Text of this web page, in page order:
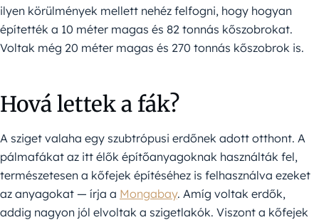
ilyen körülmények mellett nehéz felfogni, hogy hogyan
építették a 10 méter magas és 82 tonnás kőszobrokat.
Voltak még 20 méter magas és 270 tonnás kőszobrok is.
Hová lettek a fák?
A sziget valaha egy szubtrópusi erdőnek adott otthont. A
pálmafákat az itt élők építőanyagoknak használták fel,
természetesen a kőfejek építéséhez is felhasználva ezeket
az anyagokat — írja a Mongabay. Amíg voltak erdők,
addig nagyon jól elvoltak a szigetlakók. Viszont a kőfejek